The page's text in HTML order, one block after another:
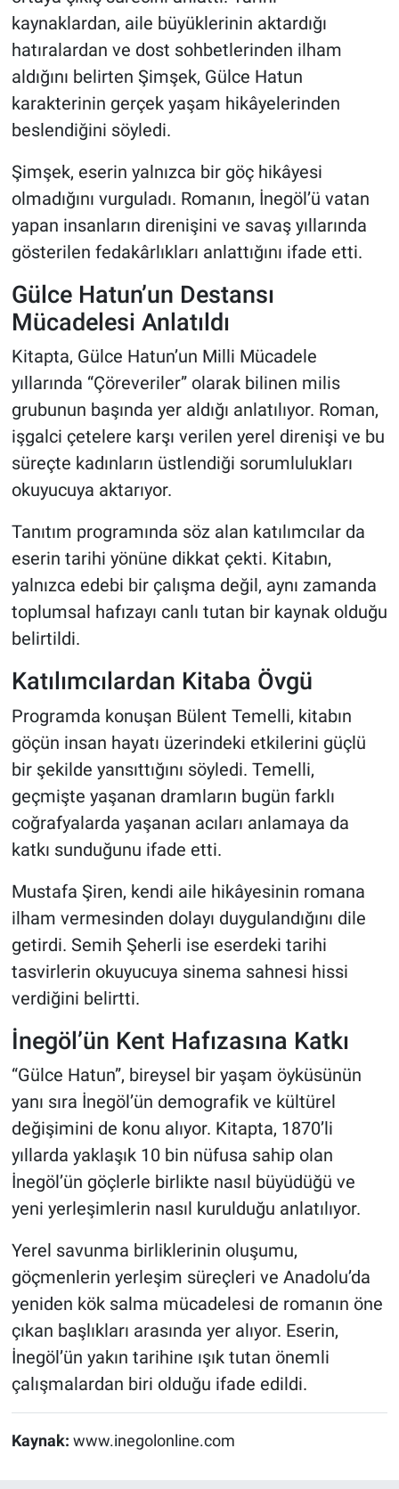
kaynaklardan, aile büyüklerinin aktardığı
hatıralardan ve dost sohbetlerinden ilham
aldığını belirten Şimşek, Gülce Hatun
karakterinin gerçek yaşam hikâyelerinden
beslendiğini söyledi.
Şimşek, eserin yalnızca bir göç hikâyesi
olmadığını vurguladı. Romanın, İnegöl’ü vatan
yapan insanların direnişini ve savaş yıllarında
gösterilen fedakârlıkları anlattığını ifade etti.
Gülce Hatun’un Destansı
Mücadelesi Anlatıldı
Kitapta, Gülce Hatun’un Milli Mücadele
yıllarında “Çöreveriler” olarak bilinen milis
grubunun başında yer aldığı anlatılıyor. Roman,
işgalci çetelere karşı verilen yerel direnişi ve bu
süreçte kadınların üstlendiği sorumlulukları
okuyucuya aktarıyor.
Tanıtım programında söz alan katılımcılar da
eserin tarihi yönüne dikkat çekti. Kitabın,
yalnızca edebi bir çalışma değil, aynı zamanda
toplumsal hafızayı canlı tutan bir kaynak olduğu
belirtildi.
Katılımcılardan Kitaba Övgü
Programda konuşan Bülent Temelli, kitabın
göçün insan hayatı üzerindeki etkilerini güçlü
bir şekilde yansıttığını söyledi. Temelli,
geçmişte yaşanan dramların bugün farklı
coğrafyalarda yaşanan acıları anlamaya da
katkı sunduğunu ifade etti.
Mustafa Şiren, kendi aile hikâyesinin romana
ilham vermesinden dolayı duygulandığını dile
getirdi. Semih Şeherli ise eserdeki tarihi
tasvirlerin okuyucuya sinema sahnesi hissi
verdiğini belirtti.
İnegöl’ün Kent Hafızasına Katkı
“Gülce Hatun”, bireysel bir yaşam öyküsünün
yanı sıra İnegöl’ün demografik ve kültürel
değişimini de konu alıyor. Kitapta, 1870’li
yıllarda yaklaşık 10 bin nüfusa sahip olan
İnegöl’ün göçlerle birlikte nasıl büyüdüğü ve
yeni yerleşimlerin nasıl kurulduğu anlatılıyor.
Yerel savunma birliklerinin oluşumu,
göçmenlerin yerleşim süreçleri ve Anadolu’da
yeniden kök salma mücadelesi de romanın öne
çıkan başlıkları arasında yer alıyor. Eserin,
İnegöl’ün yakın tarihine ışık tutan önemli
çalışmalardan biri olduğu ifade edildi.
Kaynak: www.inegolonline.com